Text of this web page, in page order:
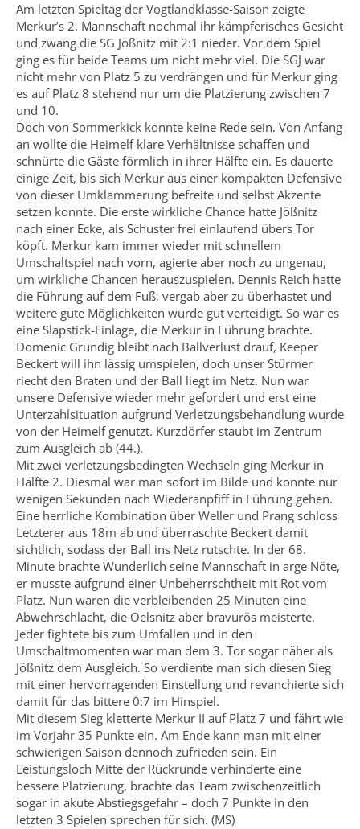
Am letzten Spieltag der Vogtlandklasse-Saison zeigte
Merkur’s 2. Mannschaft nochmal ihr kämpferisches Gesicht
und zwang die SG Jößnitz mit 2:1 nieder. Vor dem Spiel
ging es für beide Teams um nicht mehr viel. Die SGJ war
nicht mehr von Platz 5 zu verdrängen und für Merkur ging
es auf Platz 8 stehend nur um die Platzierung zwischen 7
und 10.
Doch von Sommerkick konnte keine Rede sein. Von Anfang
an wollte die Heimelf klare Verhältnisse schaffen und
schnürte die Gäste förmlich in ihrer Hälfte ein. Es dauerte
einige Zeit, bis sich Merkur aus einer kompakten Defensive
von dieser Umklammerung befreite und selbst Akzente
setzen konnte. Die erste wirkliche Chance hatte Jößnitz
nach einer Ecke, als Schuster frei einlaufend übers Tor
köpft. Merkur kam immer wieder mit schnellem
Umschaltspiel nach vorn, agierte aber noch zu ungenau,
um wirkliche Chancen herauszuspielen. Dennis Reich hatte
die Führung auf dem Fuß, vergab aber zu überhastet und
weitere gute Möglichkeiten wurde gut verteidigt. So war es
eine Slapstick-Einlage, die Merkur in Führung brachte.
Domenic Grundig bleibt nach Ballverlust drauf, Keeper
Beckert will ihn lässig umspielen, doch unser Stürmer
riecht den Braten und der Ball liegt im Netz. Nun war
unsere Defensive wieder mehr gefordert und erst eine
Unterzahlsituation aufgrund Verletzungsbehandlung wurde
von der Heimelf genutzt. Kurzdörfer staubt im Zentrum
zum Ausgleich ab (44.).
Mit zwei verletzungsbedingten Wechseln ging Merkur in
Hälfte 2. Diesmal war man sofort im Bilde und konnte nur
wenigen Sekunden nach Wiederanpfiff in Führung gehen.
Eine herrliche Kombination über Weller und Prang schloss
Letzterer aus 18m ab und überraschte Beckert damit
sichtlich, sodass der Ball ins Netz rutschte. In der 68.
Minute brachte Wunderlich seine Mannschaft in arge Nöte,
er musste aufgrund einer Unbeherrschtheit mit Rot vom
Platz. Nun waren die verbleibenden 25 Minuten eine
Abwehrschlacht, die Oelsnitz aber bravurös meisterte.
Jeder fightete bis zum Umfallen und in den
Umschaltmomenten war man dem 3. Tor sogar näher als
Jößnitz dem Ausgleich. So verdiente man sich diesen Sieg
mit einer hervorragenden Einstellung und revanchierte sich
damit für das bittere 0:7 im Hinspiel.
Mit diesem Sieg kletterte Merkur II auf Platz 7 und fährt wie
im Vorjahr 35 Punkte ein. Am Ende kann man mit einer
schwierigen Saison dennoch zufrieden sein. Ein
Leistungsloch Mitte der Rückrunde verhinderte eine
bessere Platzierung, brachte das Team zwischenzeitlich
sogar in akute Abstiegsgefahr – doch 7 Punkte in den
letzten 3 Spielen sprechen für sich. (MS)